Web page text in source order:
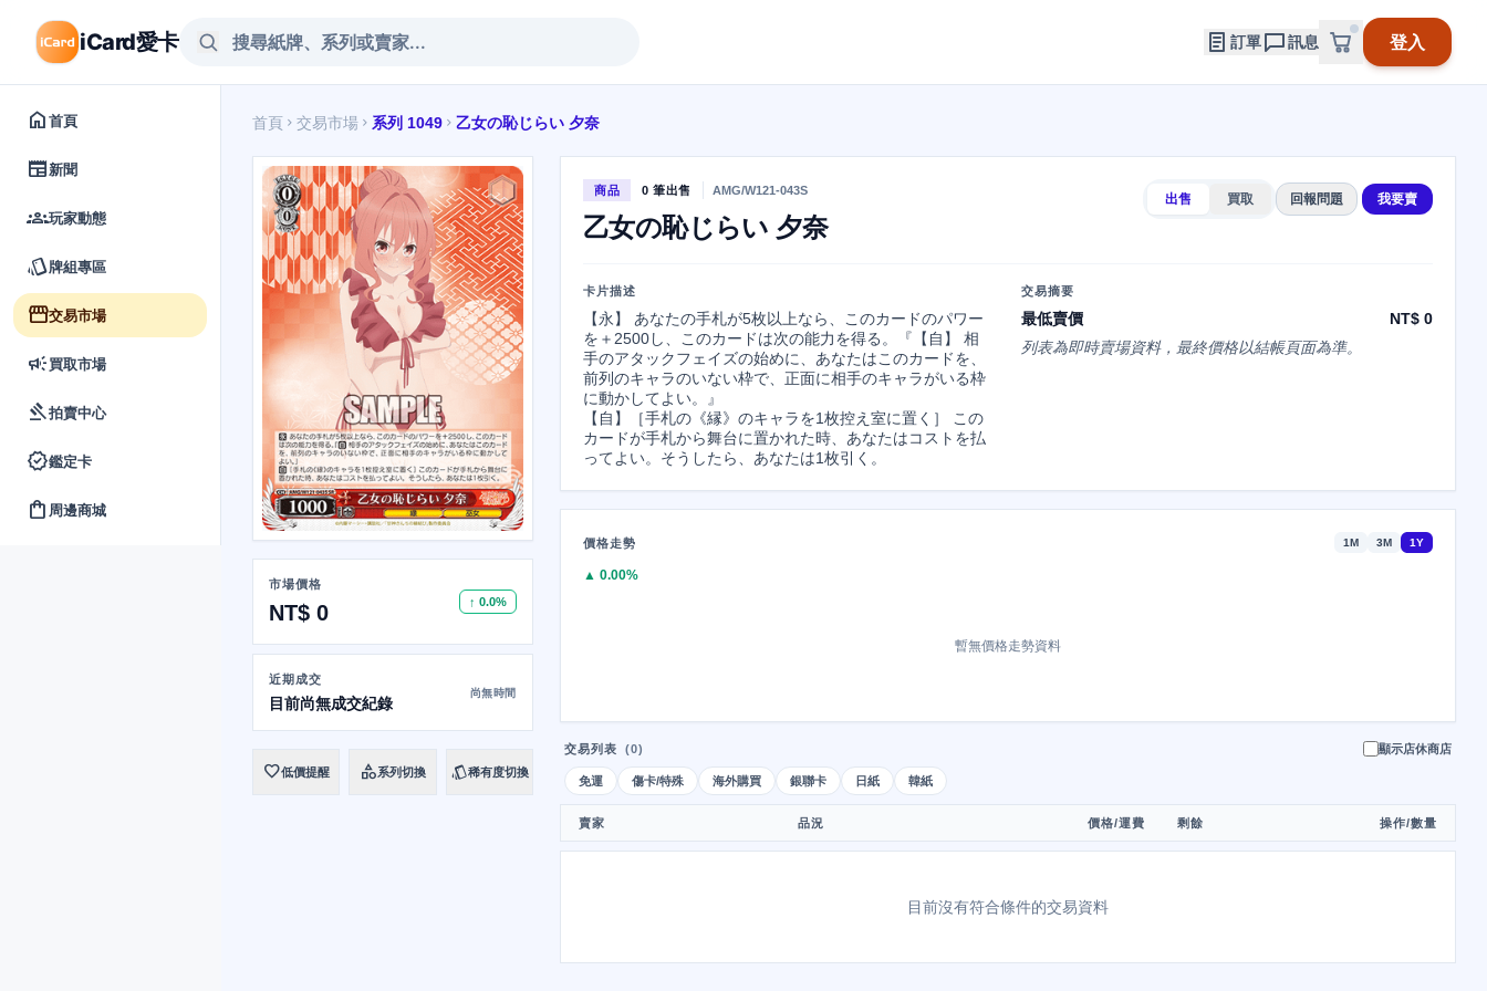
iCard愛卡 訂單 訊息 登入
home首頁
newspaper新聞
groups玩家動態
style牌組專區
storefront交易市場
campaign買取市場
gavel拍賣中心
verified鑑定卡
shopping_bag 周邊商城
首頁 chevron_right 交易市場 chevron_right 系列 1049 chevron_right 乙女の恥じらい 夕奈
市場價格
NT$ 0 ↑ 0.0%
近期成交
目前尚無成交紀錄
尚無時間
favorite低價提醒 category系列切換 style稀有度切換
商品 0 筆出售 AMG/W121-043S
乙女の恥じらい 夕奈
出售 買取 回報問題 我要賣
卡片描述
【永】 あなたの手札が5枚以上なら、このカードのパワー
を＋2500し、このカードは次の能力を得る。『【自】 相
手のアタックフェイズの始めに、あなたはこのカードを、
前列のキャラのいない枠で、正面に相手のキャラがいる枠
に動かしてよい。』
【自】［手札の《縁》のキャラを1枚控え室に置く］ この
カードが手札から舞台に置かれた時、あなたはコストを払
ってよい。そうしたら、あなたは1枚引く。
交易摘要
最低賣價
NT$ 0
列表為即時賣場資料，最終價格以結帳頁面為準。
價格走勢 1M 3M 1Y
▲ 0.00%
暫無價格走勢資料
交易列表 (0) 顯示店休商店
免運 傷卡/特殊 海外購買 銀聯卡 日紙 韓紙
賣家 品況 價格/運費 剩餘 操作/數量
目前沒有符合條件的交易資料